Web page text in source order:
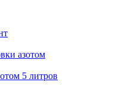
азотом
5 литров